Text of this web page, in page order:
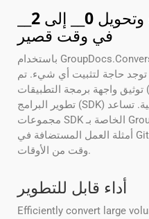
وتحويل 0 __ إلى 2
في وقت قصير
باستخدام GroupDocs.Conversion Cloud API، يمكنك البدء في
حاجة لتثبيت أي شيء. تم
توثيق واجهة برمجة التطبيقات (API) بشكل واضح وتأتي مع أدوات
تطوير البرامج (SDK) وأمثلة حية لجميع اللغات الرئيسية. تساعد
مجموعات SDK الخاصة بـ GroupDocs.Conversion بالإضافة إلى
أمثلة العمل المستضافة في Github مستخدمينا على البدء في أي
وقت من الأوقات.
أداء قابل للتطوير
Efficiently convert large